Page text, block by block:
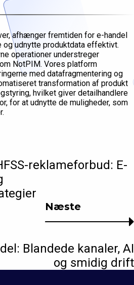
afhænger fremtiden for e-handel
og udnytte produktdata effektivt.
operationer understreger
NotPIM. Vores platform
med datafragmentering og
transformation af produkt
hvilket giver detailhandlere
for at udnytte de muligheder, som
Næste
Blandede kanaler, AI
og smidig drift
reklameforbud: E-